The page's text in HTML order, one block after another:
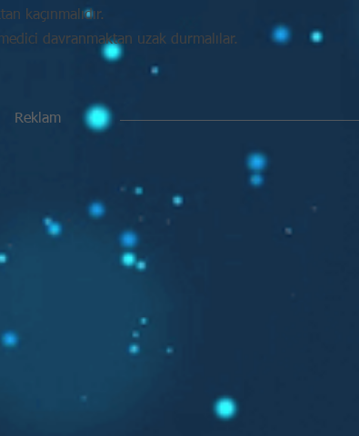
kaçınmalıdır.
davranmaktan uzak durmalılar.
Reklam